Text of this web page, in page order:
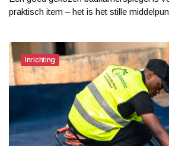
praktisch item – het is het stille
Inrichting